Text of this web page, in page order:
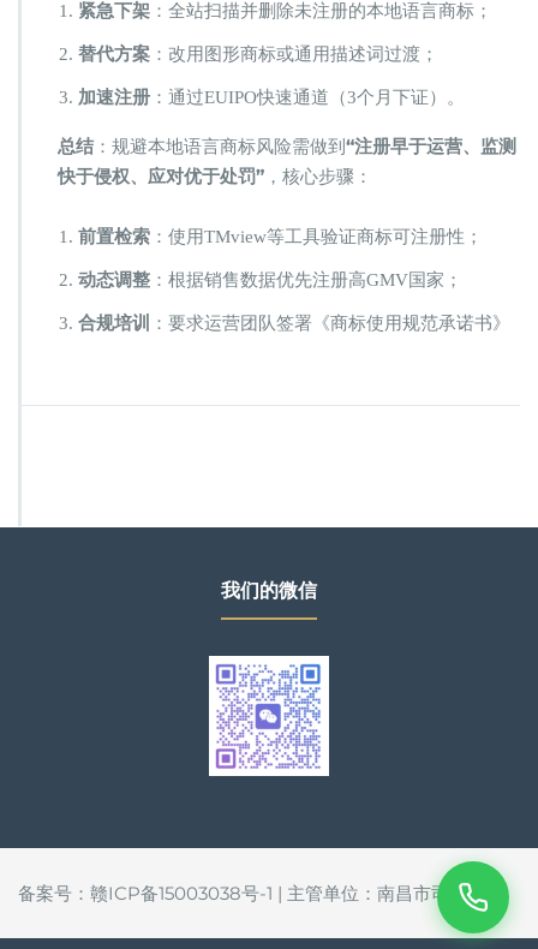
​紧急下架​ ​：全站扫描并删除未注册的本地语言商标；
​替代方案​ ​：改用图形商标或通用描述词过渡；
​加速注册​ ​：通过EUIPO快速通道（3个月下证）。
​总结​ ​：规避本地语言商标风险需做到​​“注册早于运营、监测
快于侵权、应对优于处罚”​ ​，核心步骤：
​前置检索​ ​：使用TMview等工具验证商标可注册性；
​动态调整​ ​：根据销售数据优先注册高GMV国家；
​合规培训​ ​：要求运营团队签署《商标使用规范承诺书》
我们的微信
备案号：赣ICP备15003038号-1 | 主管单位：南昌市司法局